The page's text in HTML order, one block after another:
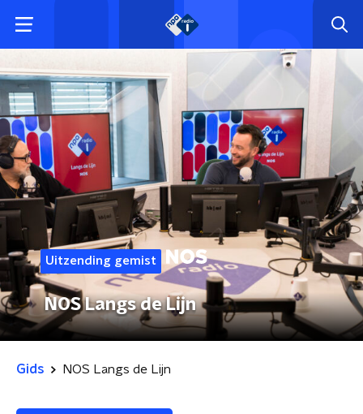
Uitzending gemist
NOS Langs de Lijn
Gids NOS Langs de Lijn